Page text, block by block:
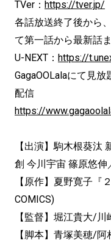
TVer： https://tver.jp/
各話放送終了後から
て第一話から最新話
U-NEXT： https://
GagaOOLalaにて見
配信
https://
【出演】駒木根葵汰
創 今川宇宙 篠原悠伸
【原作】夏野寛子『
COMICS)
【監督】堀江貴大/川
【脚本】青塚美穂/阿